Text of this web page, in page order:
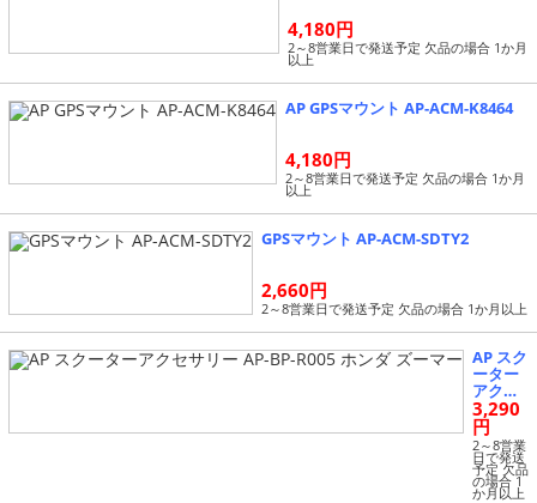
4,180円
2～8営業日で発送予定 欠品の場合 1か月
以上
AP GPSマウント AP-ACM-K8464
4,180円
2～8営業日で発送予定 欠品の場合 1か月
以上
GPSマウント AP-ACM-SDTY2
2,660円
2～8営業日で発送予定 欠品の場合 1か月以上
AP スク
ーター
アクセ
サリー
AP-BP-
R005 ホ
ンダ ズ
ーマー
3,290
円
2～8営業
日で発送
予定 欠品
の場合 1
か月以上